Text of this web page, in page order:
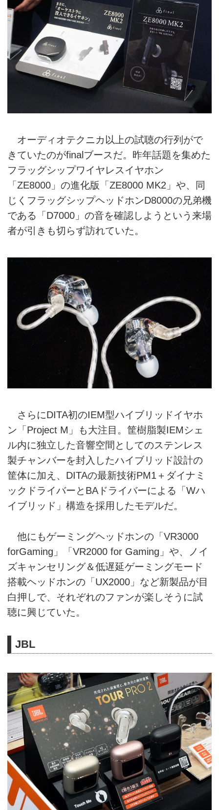
オーディオテクニカ以上の試聴の行列がで
きていたのがfinalブースだ。昨年話題を集めた
フラッグシップワイヤレスイヤホン
「ZE8000」の進化版「ZE8000 MK2」や、同
じくフラッグシップヘッドホンD8000の兄弟機
である「D7000」の音を確認しようという来場
者が引きも切らず訪れていた。
さらにDITA初のIEM型ハイブリッドイヤホ
ン「Project M」も大注目。筐樹脂製IEMシェ
ル内に独立した音響空間としてのステンレス
製チャンバーを封入したハイブリッド設計の
筐体に加え、DITAの最新技術PM1＋ダイナミ
ックドライバーとBAドライバーによる「Wハ
イブリッド」構造を採用したモデルだ。
他にもゲーミングヘッドホンの「VR3000
forGaming」「VR2000 for Gaming」や、ノイ
ズキャンセリング＆低遅延ゲーミングモード
搭載ヘッドホンの「UX2000」など新製品が目
白押しで、それぞれのファンが楽しそうに試
聴に興じていた。
JBL